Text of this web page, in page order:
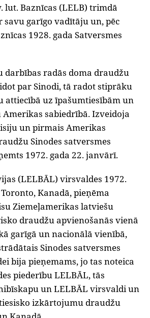
lut. Baznīcas (LELB) trimdā
garīgo vadītāju un, pēc
1928. gada Satversmes
darbības radās doma draudžu
par Sinodi, tā radot stiprāku
attiecībā uz īpašumtiesībām un
sabiedrībā. Izveidoja
un pirmais Amerikas
Sinodes satversmes
1972. gada 22. janvārī.
(LELBĀL) virsvaldes 1972.
Kanadā, pieņēma
Ziemeļamerikas latviešu
draudžu apvienošanās vienā
garīgā un nacionālā vienībā,
Sinodes satversmes
bija pieņemams, jo tas noteica
piederību LELBĀL, tās
un LELBĀL virsvaldi un
izkārtojumu draudžu